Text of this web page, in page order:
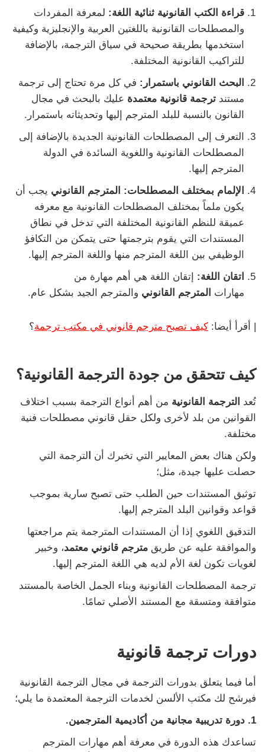
قراءة الكتب القانونية ثنائية اللغة: لمعرفة المفردات
والمصطلحات القانونية باللغتين العربية والإنجليزية وكيفية
استخدمها بطريقة صحيحة في سياق الترجمة، بالإضافة
للتراكيب القانونية المختلفة.
البحث القانوني باستمرار: في كل مرة تحتاج إلى ترجمة
مستند ترجمة قانونية معتمدة عليك بالبحث في مجال
القانون بالنسبة للبلد المترجم إليها وتحديثاته باستمرار.
التعرف إلى المصطلحات القانونية الجديدة بالإضافة إلى
المصطلحات القانونية واللغوية السائدة في الدولة
المترجم إليها.
الإلمام بمختلف المصطلحات: المترجم القانوني يجب أن
يكون ملماً بمختلف المصطلحات القانونية مع معرفه
عميقة للنظم القانونية المختلفة التي تدخل في نطاق
المستندات التي يقوم بترجمتها حتى يتمكن من التكافؤ
الوظيفي بين اللغة المترجم منها واللغة المترجم إليها.
اتقان اللغة: إتقان اللغة هي أهم مهارة من
مهارات المترجم القانوني والمترجم الجيد بشكل عام.
| أقرأ أيضا: كيف تصبح مترجم قانوني في مكتب ترجمة؟
كيف تتحقق من جودة ا لترجمة ا لقانونية؟
تُعد الترجمة القانونية من أهم أنواع الترجمة بسبب اختلاف
القوانين من بلد لأخرى ولكل حقل قانوني مصطلحات فنية
مختلفة.
ولكن هناك بعض المعايير التي تخبرك أن
لترجمة التي
حصلت عليها جيدة، مثل؛
توثيق المستندات حين الطلب حتى تصبح سارية بموجب
قواعد وقوانين البلد المترجم إليها.
التدقيق اللغوي إذا أن المستندات المترجمة يتم مراجعتها
والموافقة عليه عن طريق مترجم قانوني معتمد، وخبير
لغويات تكون لغة الأم لديه هي اللغة المترجم إليها.
ترجمة المصطلحات القانونية وبناء الجمل الخاصة بالمستند
متوافقة ومتسقة مع المستند الأصلي تمامًا.
دورات ترجمة قانونية
أما فيما يتعلق بدورات الترجمة في مجال الترجمة القانونية
فيرشح لك مكتب الألسن لخدمات الترجمة المعتمدة ما يلي؛
1. دورة تدريبية مجانية من أكاديمية المترجمين.
تساعدك هذه الدورة في معرفة أهم مهارات المترجم